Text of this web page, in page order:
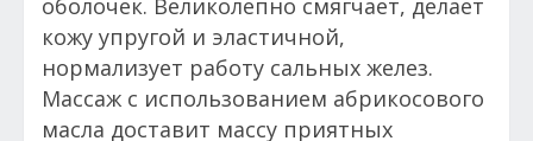
кожу упругой и эластичной,
нормализует работу сальных желез.
Массаж с использованием абрикосового
масла доставит массу приятных